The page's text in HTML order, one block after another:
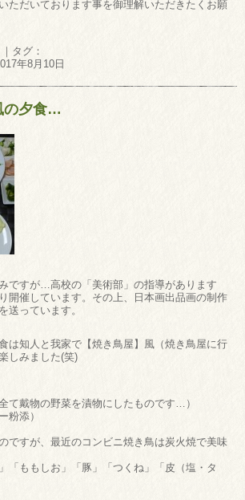
ただいております事を御理解いただきたくお願
｜タグ：
年8月10日
の夕食…
ですが…高校の「美術部」の指導があります
開催しています。その上、日本画出品画の制作
送っています。
は知人と我家で【焼き鳥屋】風（焼き鳥屋に行
しみました(笑)
て戴物の野菜を漬物にしたものです…）
粉添）
ですが、最近のコンビニ焼き鳥は炭火焼で美味
「ももしお」「豚」「つくね」「皮（塩・タ